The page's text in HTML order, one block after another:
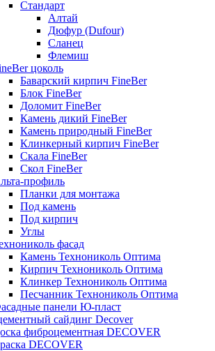
Стандарт
Алтай
Дюфур (Dufour)
Сланец
Флемиш
цоколь
Баварский кирпич FineBer
Блок FineBer
Доломит FineBer
Камень дикий FineBer
Камень природный FineBer
Клинкерный кирпич FineBer
Скала FineBer
Скол FineBer
профиль
Планки для монтажа
Под камень
Под кирпич
Углы
фасад
Камень Технониколь Оптима
Кирпич Технониколь Оптима
Клинкер Технониколь Оптима
Песчанник Технониколь Оптима
панели Ю-пласт
сайдинг Decover
фиброцементная DECOVER
DECOVER